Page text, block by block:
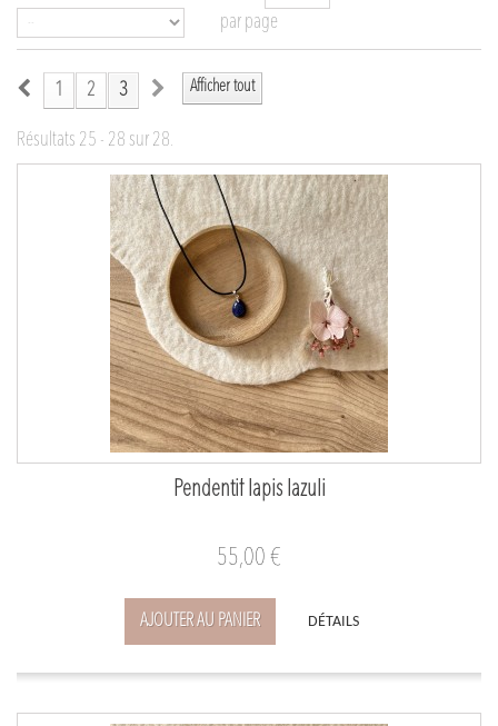
par page
Afficher tout
1 2 3
Résultats 25 - 28 sur 28.
Pendentif lapis lazuli
55,00 €
AJOUTER AU PANIER DÉTAILS